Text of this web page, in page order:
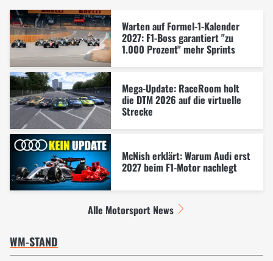
Warten auf Formel-1-Kalender
2027: F1-Boss garantiert "zu
1.000 Prozent" mehr Sprints
Mega-Update: RaceRoom holt
die DTM 2026 auf die virtuelle
Strecke
McNish erklärt: Warum Audi erst
2027 beim F1-Motor nachlegt
Alle Motorsport News
WM-STAND